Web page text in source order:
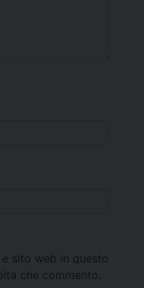
sito web in questo
che commento.